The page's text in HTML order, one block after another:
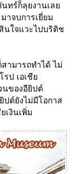
นทร์ก็ลุยงานเล
าจบการเยี่ยม
นใจแวะไปบริติช
ามารถทำได้ ไม่
รป เอเชี
นของอียิปต์
ปต์ยังไม่มีโอกาส
เงินเพิ่ม